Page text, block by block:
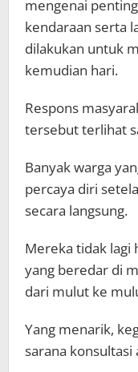
mengenai
kendaraan serta
dilakukan untuk
kemudian hari.
Respons
tersebut terlihat
Banyak warga
percaya diri
secara langsung.
Mereka tidak lagi
yang beredar di
dari mulut ke
Yang menarik,
sarana